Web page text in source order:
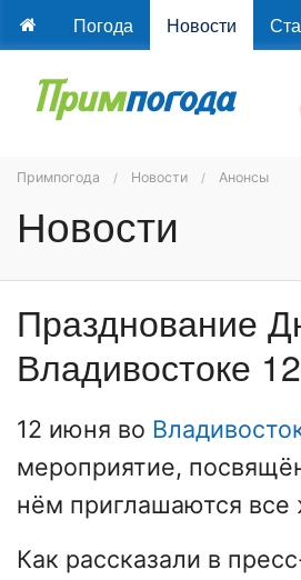
Погода Новости
Примпогода Новости Анонсы
Новости
Празднование
Владивостоке
12 июня во
мероприятие,
нём приглашаются
Как рассказали в